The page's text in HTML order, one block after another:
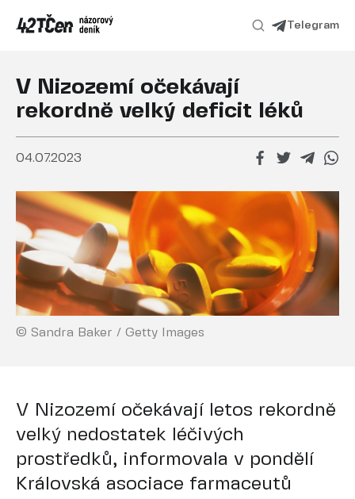
Telegram
V Nizozemí očekávají
rekordně velký deficit léků
04.07.2023
© Sandra Baker / Getty Images
V Nizozemí očekávají letos rekordně
velký nedostatek léčivých
prostředků, informovala v pondělí
Královská asociace farmaceutů